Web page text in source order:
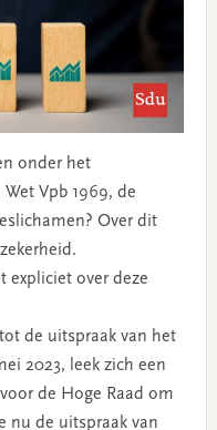
onder het
Vpb 1969, de
Over dit
expliciet over deze
de uitspraak van het
2023, leek zich een
de Hoge Raad om
nu de uitspraak van